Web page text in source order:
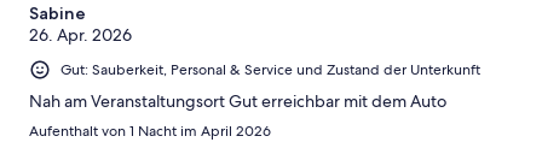
Sabine
26. Apr. 2026
Gut: Sauberkeit, Personal & Service und Zustand der Unterkunft
Nah am Veranstaltungsort Gut erreichbar mit dem Auto
Aufenthalt von 1 Nacht im April 2026